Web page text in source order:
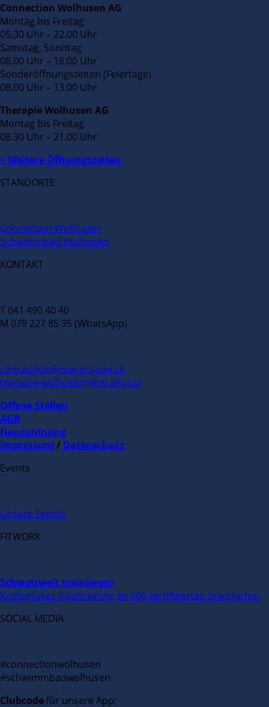
Connection Wolhusen AG
Montag bis Freitag
05.30 Uhr – 22.00 Uhr
Samstag, Sonntag
08.00 Uhr – 18.00 Uhr
Sonderöffnungszeiten (Feiertage)
08.00 Uhr – 13.00 Uhr
Therapie Wolhusen AG
Montag bis Freitag
08.30 Uhr – 21.00 Uhr
> Weitere Öffnungszeiten
STANDORTE
Connection Wolhusen
Schwimmbad Wolhusen
KONTAKT
T 041 490 40 40
M 079 227 85 35 (WhatsApp)
connection@csw-gruppe.ch
therapie-wolhusen@hin.physio
Offene Stellen
AGB
Hausordnung
Impressum / Datenschutz
Events
Unsere Events
FITWORK
Schweizweit trainieren!
Kostenloses Gasttraining an 300 zertifizierten Standorten
SOCIAL MEDIA
#connectionwolhusen
#schwimmbadwolhusen
Clubcodefür unsere App: